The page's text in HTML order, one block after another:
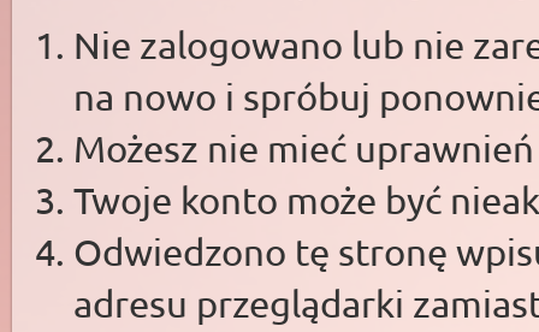
Nie zalogowano lub nie
na nowo i spróbuj
Możesz nie mieć
Twoje konto może być
Odwiedzono tę stronę
adresu przeglądarki